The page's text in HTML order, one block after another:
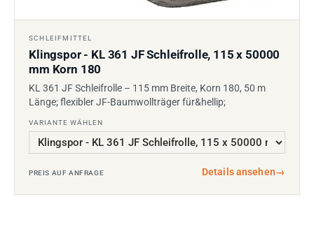
SCHLEIFMITTEL
Klingspor - KL 361 JF Schleifrolle, 115 x 50000
mm Korn 180
KL 361 JF Schleifrolle – 115 mm Breite, Korn 180, 50 m
Länge; flexibler JF-Baumwollträger für&hellip;
VARIANTE WÄHLEN
PREIS AUF ANFRAGE Details ansehen→